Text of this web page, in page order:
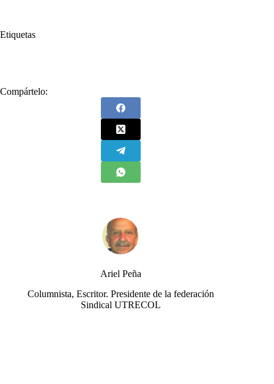
Etiquetas
Compártelo:
Ariel Peña
Columnista, Escritor. Presidente de la federación
Sindical UTRECOL